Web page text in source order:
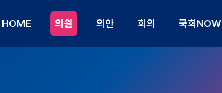
HOME 의원 의안 회의 국회NOW